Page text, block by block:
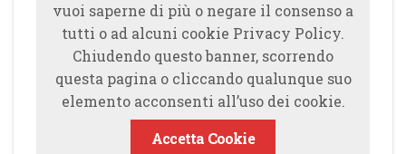
vuoi saperne di più o negare il consenso a
tutti o ad alcuni cookie Privacy Policy.
Chiudendo questo banner, scorrendo
questa pagina o cliccando qualunque suo
elemento acconsenti all’uso dei cookie.
Accetta Cookie